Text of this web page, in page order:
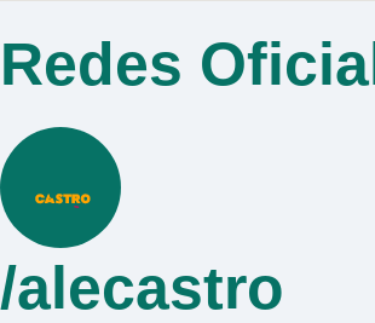
Redes
/alecastro